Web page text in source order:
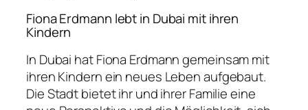
Fiona Erdmann lebt in Dubai mit ihren
Kindern
In Dubai hat Fiona Erdmann gemeinsam mit
ihren Kindern ein neues Leben aufgebaut.
Die Stadt bietet ihr und ihrer Familie eine